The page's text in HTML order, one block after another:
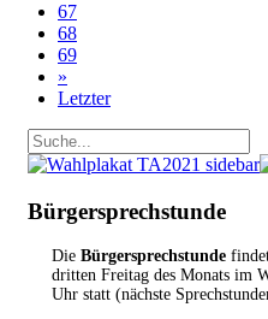
67
68
69
»
Letzter
Bürgersprechstunde
Die Bürgersprechstunde
dritten Freitag des Monats im
Uhr statt (nächste